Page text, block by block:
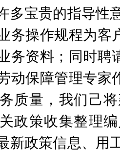
多宝贵的指导性
务操作规程为
务资料；同时聘
动保障管理专家
质量，我们己
政策收集整理
新政策信息、用